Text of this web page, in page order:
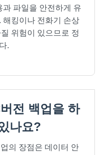
파일을 안전하게 유
해킹이나 전화기 손상
위험이 있으므로 정
.
전 백업을 하
나요?
의 장점은 데이터 안